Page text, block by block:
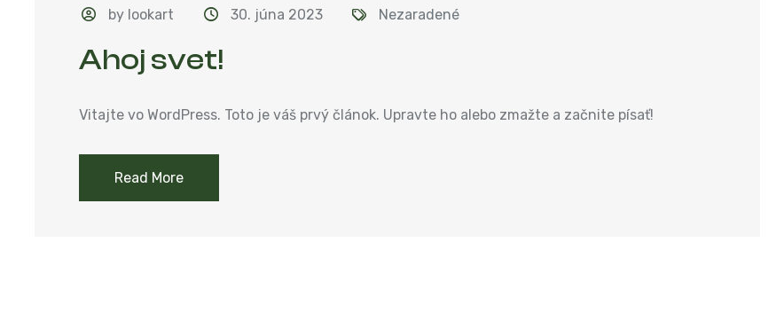
by lookart 30. júna 2023 Nezaradené
Ahoj svet!
Vitajte vo WordPress. Toto je váš prvý článok. Upravte ho alebo zmažte a začnite písať!
Read More